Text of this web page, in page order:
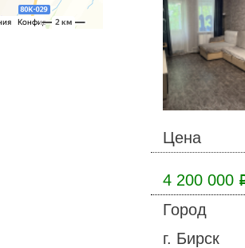
Цена
4 200 000
Город
г. Бирск